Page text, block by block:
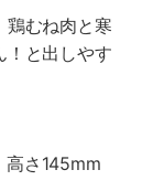
鶏むね肉と寒
！と出しやす
さ145mm